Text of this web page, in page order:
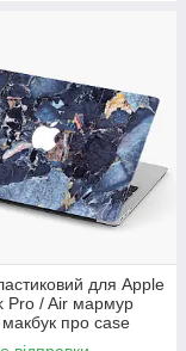
для Apple
Pro / Air мармур
про case